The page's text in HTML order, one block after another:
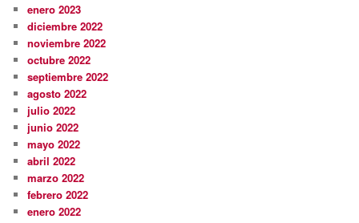
enero 2023
diciembre 2022
noviembre 2022
octubre 2022
septiembre 2022
agosto 2022
julio 2022
junio 2022
mayo 2022
abril 2022
marzo 2022
febrero 2022
enero 2022